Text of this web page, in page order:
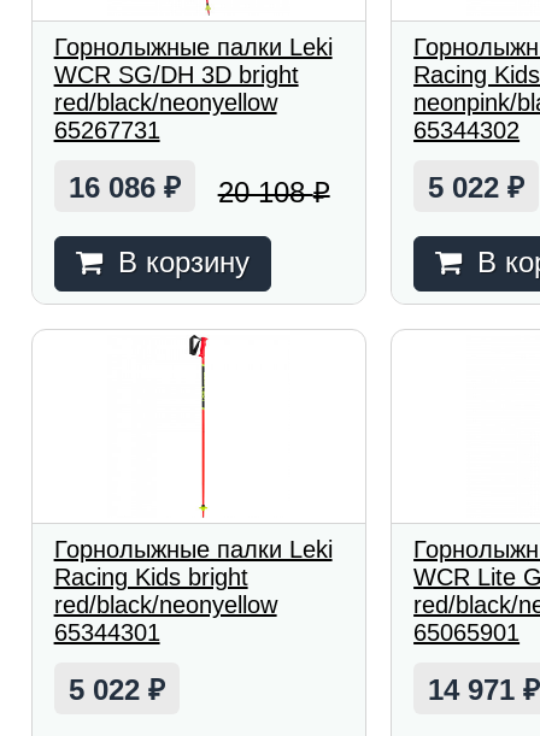
Горнолыжные палки Leki
WCR SG/DH 3D bright
red/black/neonyellow
65267731
16 086 ₽ 20 108₽
В корзину
Racing Kids
neonpink/
65344302
5 022₽
В
Горнолыжные палки Leki
Racing Kids bright
red/black/neonyellow
65344301
5 022 ₽
WCR Lite
red/black/
65065901
14 971₽